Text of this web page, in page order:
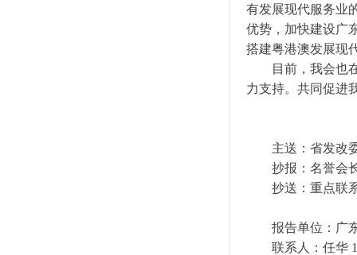
有发展现代服务业
优势，加快建设广
搭建粤港澳发展现
目前，我会也在
力支持。共同促进
主送：省发改
抄报：名誉会长
抄送：重点联系
报告单位：广东
联系人：任华